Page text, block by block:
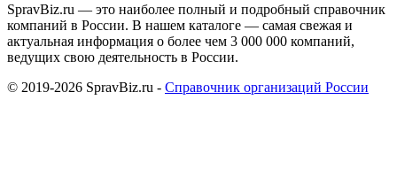
SpravBiz.ru — это наиболее полный и подробный справочник
компаний в России. В нашем каталоге — самая свежая и
актуальная информация о более чем 3 000 000 компаний,
ведущих свою деятельность в России.
© 2019-2026 SpravBiz.ru - Справочник организаций России